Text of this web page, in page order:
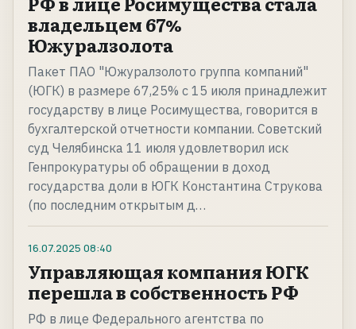
владельцем 67%
Южуралзолота
Пакет ПАО "Южуралзолото группа компаний"
(ЮГК) в размере 67,25% с 15 июля принадлежит
государству в лице Росимущества, говорится в
бухгалтерской отчетности компании. Советский
суд Челябинска 11 июля удовлетворил иск
Генпрокуратуры об обращении в доход
государства доли в ЮГК Константина Струкова
(по последним открытым д…
16.07.2025 08:40
Управляющая компания ЮГК
перешла в собственность РФ
РФ в лице Федерального агентства по